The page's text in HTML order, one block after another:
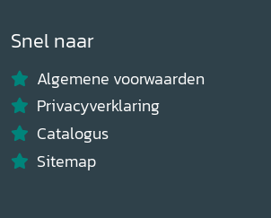
Snel naar
Algemene voorwaarden
Privacyverklaring
Catalogus
Sitemap